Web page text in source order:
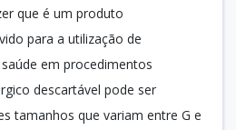
que é um produto
para a utilização de
em procedimentos
descartável pode ser
tamanhos que variam entre G e